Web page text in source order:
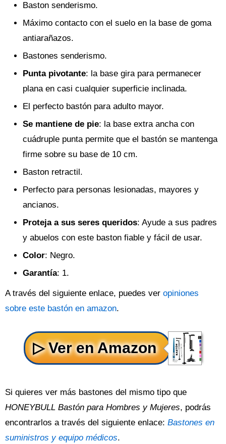
Baston senderismo.
Máximo contacto con el suelo en la base de goma
antiarañazos.
Bastones senderismo.
Punta pivotante: la base gira para permanecer
plana en casi cualquier superficie inclinada.
El perfecto bastón para adulto mayor.
Se mantiene de pie: la base extra ancha con
cuádruple punta permite que el bastón se mantenga
firme sobre su base de 10 cm.
Baston retractil.
Perfecto para personas lesionadas, mayores y
ancianos.
Proteja a sus seres queridos: Ayude a sus padres
y abuelos con este baston fiable y fácil de usar.
Color: Negro.
Garantía: 1.
A través del siguiente enlace, puedes ver opiniones
sobre este bastón en amazon.
Si quieres ver más bastones del mismo tipo que
HONEYBULL Bastón para Hombres y Mujeres, podrás
encontrarlos a través del siguiente enlace: Bastones en
suministros y equipo médicos.